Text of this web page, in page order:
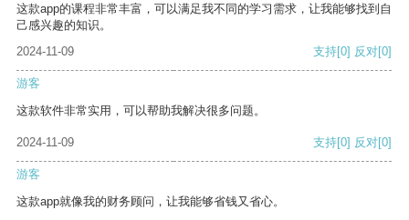
这款app的课程非常丰富，可以满足我不同的学习需求，让我能够找到自
己感兴趣的知识。
2024-11-09
支持[0] 反对[0]
游客
这款软件非常实用，可以帮助我解决很多问题。
2024-11-09 支持[0] 反对[0]
游客
这款app就像我的财务顾问，让我能够省钱又省心。